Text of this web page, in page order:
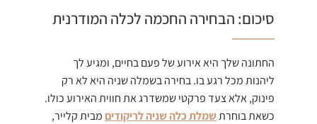
סיכום: הבחירה החכמה לכלה המודרנית
החתונה שלך היא אירוע של פעם בחיים, ומגיע לך
ליהנות מכל רגע בו. בחירה בשמלה שניה היא לא רק
פינוק, אלא צעד פרקטי שמשדרג את חווית האירוע כולו.
כשאת בוחרתשמלת כלה שניה לריקודים מבית קלייר,